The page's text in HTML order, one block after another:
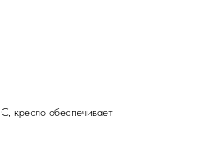
кресло обеспечивает